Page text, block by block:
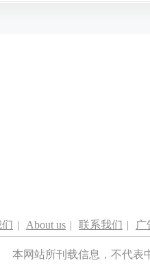
| About us | 联系我们 | 广
本网站所刊载信息，不代表